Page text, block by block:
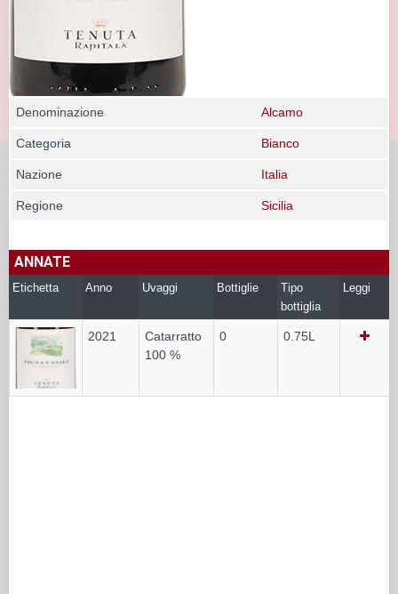
Denominazione Alcamo
Categoria Bianco
Nazione Italia
Regione Sicilia
ANNATE
Etichetta Anno Uvaggi Bottiglie
Tipo
bottiglia
Leggi
2021
Catarratto
100 %
0 0.75L